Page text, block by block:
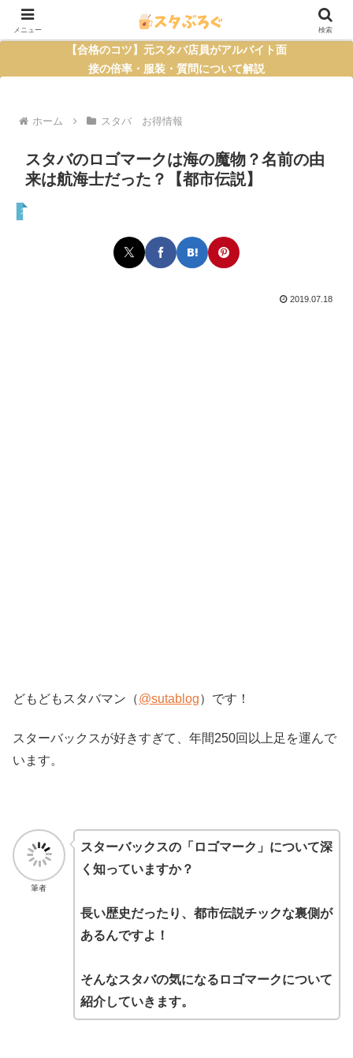
【合格のコツ】元スタバ店員がアルバイト面
接の倍率・服装・質問について解説
ホーム スタバ お得情報
スタバのロゴマークは海の魔物？名前の由
来は航海士だった？【都市伝説】
スタバ お得情報
2019.07.18
どもどもスタバマン（@sutablog）です！
スターバックスが好きすぎて、年間250回以上足を運んで
います。
筆者
スターバックスの「ロゴマーク」について深
く知っていますか？
長い歴史だったり、都市伝説チックな裏側が
あるんですよ！
そんなスタバの気になるロゴマークについて
紹介していきます。
メニュー 検索